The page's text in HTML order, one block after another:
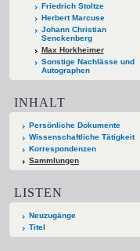
Friedrich Stoltze
Herbert Marcuse
Johann Christian
Senckenberg
Max Horkheimer
Sonstige Nachlässe und
Autographen
INHALT
Persönliche Dokumente
Wissenschaftliche Tätigkeit
Korrespondenzen
Sammlungen
LISTEN
Neuzugänge
Titel